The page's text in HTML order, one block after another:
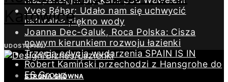
Yves Béhar: Udało nam się uchwycić
naturalne piękno wody
Joanna Dec-Galuk, Roca Polska: Cisza
nowym kierunkiem rozwoju łazienki
Trzecia edycja wydarzenia SPAIN IS IN
Robert Kamiński przechodzi z Hansgrohe do
ES Group
Katowice
UDOSTĘPNIJ
STRONA GŁÓWNA